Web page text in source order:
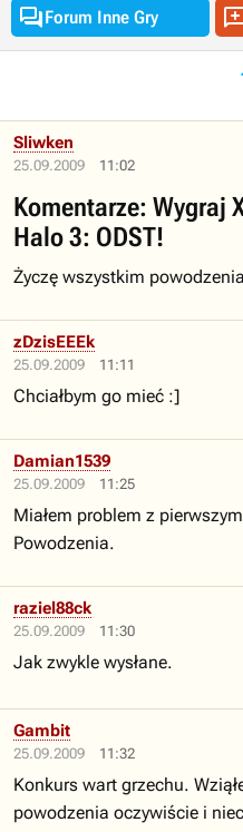
Forum Inne Gry
25.09.2009 11:02
Sliwken
Komentarze: Wygraj
Halo 3: ODST!
Życzę wszystkim
25.09.2009 11:11
zDzisEEEk
Chciałbym go mieć :]
25.09.2009 11:25
Damian1539
Miałem problem z
Powodzenia.
25.09.2009 11:30
raziel88ck
Jak zwykle wysłane.
25.09.2009 11:32
Gambit
Konkurs wart grzechu.
powodzenia oczywiście i